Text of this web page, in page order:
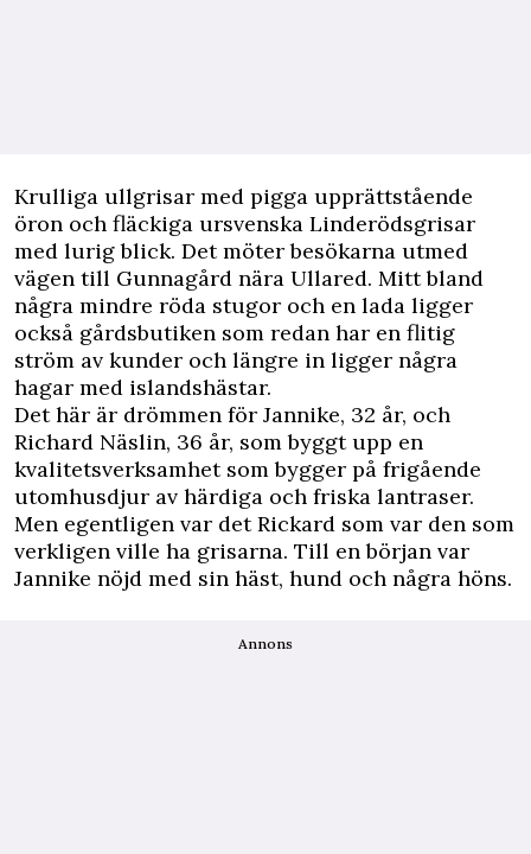
Krulliga ullgrisar med pigga upprättstående
öron och fläckiga ursvenska Linderödsgrisar
med lurig blick. Det möter besökarna utmed
vägen till Gunnagård nära Ullared. Mitt bland
några mindre röda stugor och en lada ligger
också gårdsbutiken som redan har en flitig
ström av kunder och längre in ligger några
hagar med islandshästar.
Det här är drömmen för Jannike, 32 år, och
Richard Näslin, 36 år, som byggt upp en
kvalitetsverksamhet som bygger på frigående
utomhusdjur av härdiga och friska lantraser.
Men egentligen var det Rickard som var den som
verkligen ville ha grisarna. Till en början var
Jannike nöjd med sin häst, hund och några höns.
Annons